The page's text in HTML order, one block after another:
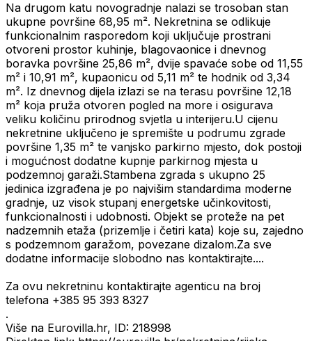
Na drugom katu novogradnje nalazi se trosoban stan
ukupne površine 68,95 m². Nekretnina se odlikuje
funkcionalnim rasporedom koji uključuje prostrani
otvoreni prostor kuhinje, blagovaonice i dnevnog
boravka površine 25,86 m², dvije spavaće sobe od 11,55
m² i 10,91 m², kupaonicu od 5,11 m² te hodnik od 3,34
m². Iz dnevnog dijela izlazi se na terasu površine 12,18
m² koja pruža otvoren pogled na more i osigurava
veliku količinu prirodnog svjetla u interijeru.U cijenu
nekretnine uključeno je spremište u podrumu zgrade
površine 1,35 m² te vanjsko parkirno mjesto, dok postoji
i mogućnost dodatne kupnje parkirnog mjesta u
podzemnoj garaži.Stambena zgrada s ukupno 25
jedinica izgrađena je po najvišim standardima moderne
gradnje, uz visok stupanj energetske učinkovitosti,
funkcionalnosti i udobnosti. Objekt se proteže na pet
nadzemnih etaža (prizemlje i četiri kata) koje su, zajedno
s podzemnom garažom, povezane dizalom.Za sve
dodatne informacije slobodno nas kontaktirajte....
Za ovu nekretninu kontaktirajte agenticu na broj
telefona +385 95 393 8327
.
Više na Eurovilla.hr, ID: 218998